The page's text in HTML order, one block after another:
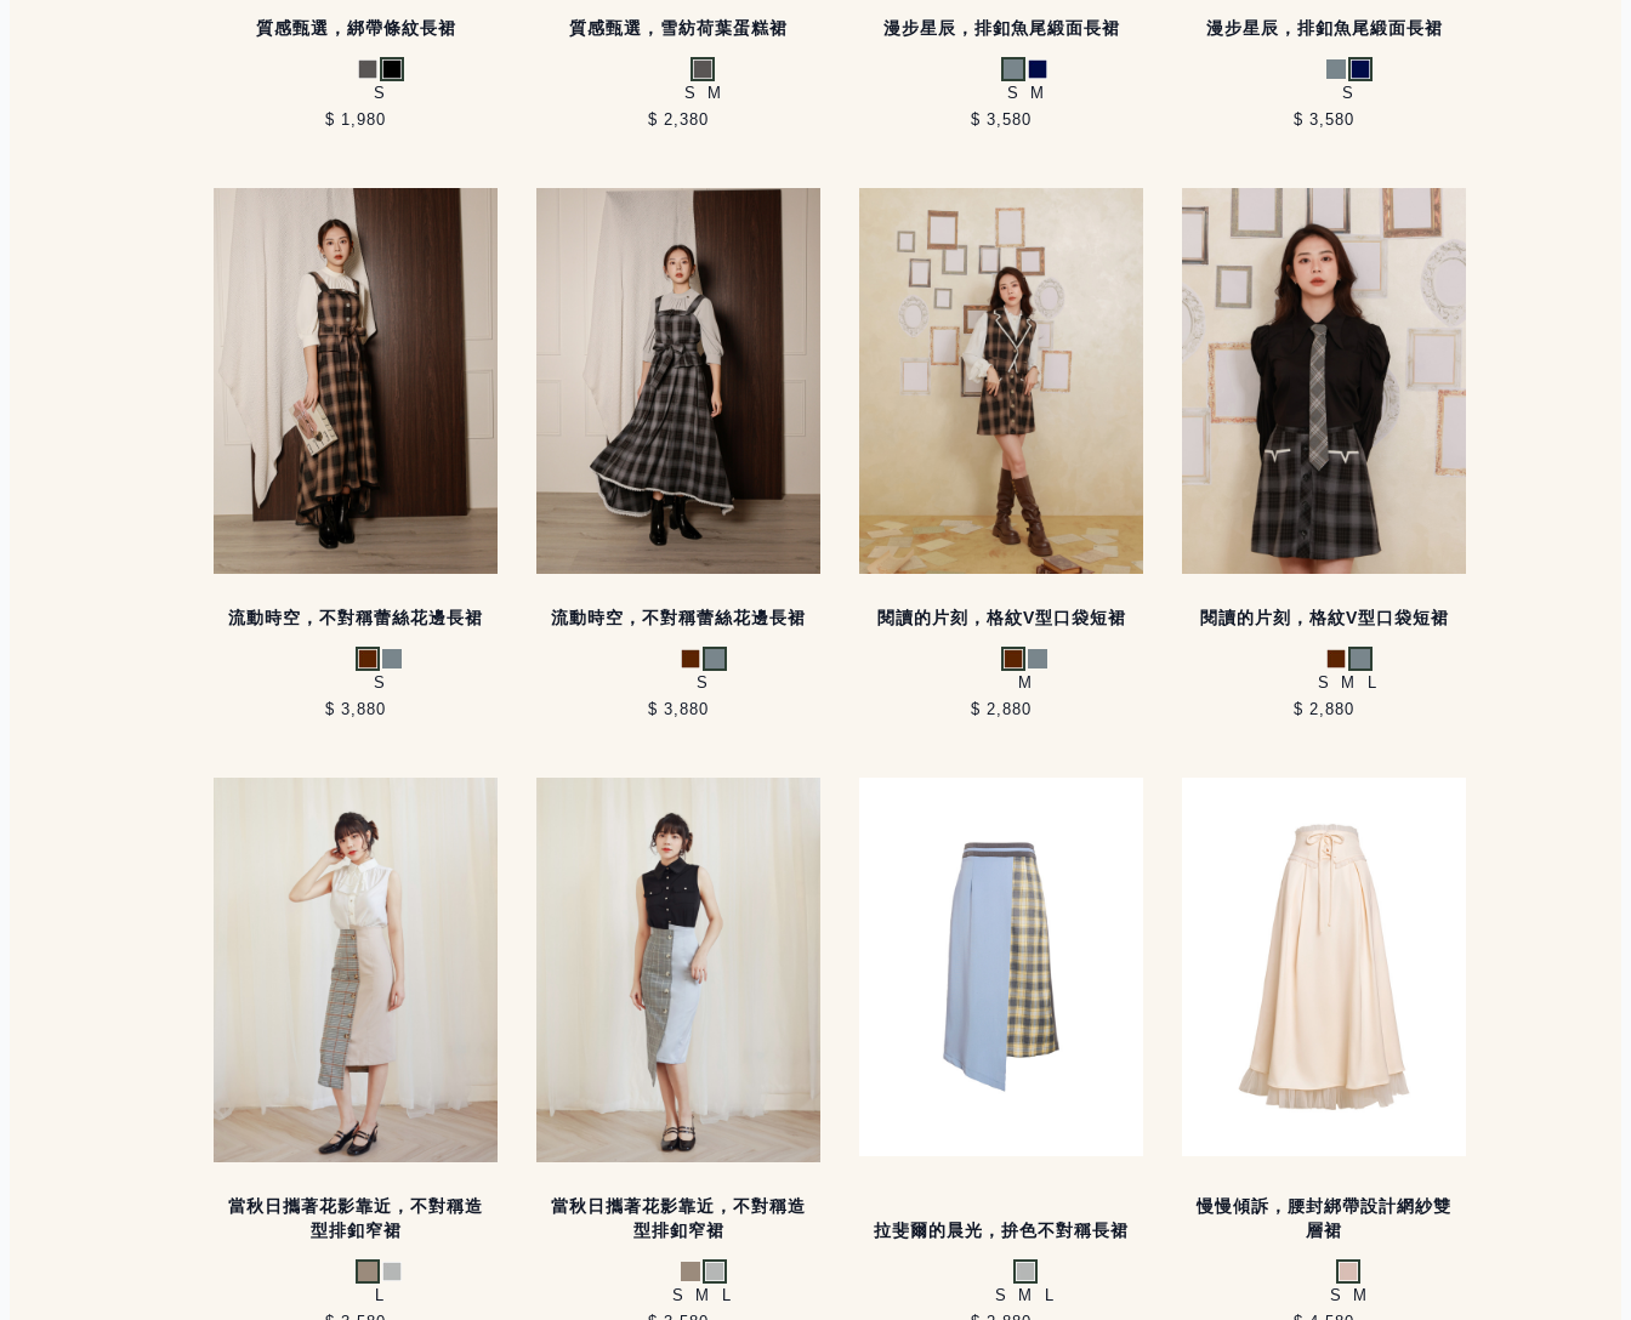
質感甄選，綁帶條紋長裙
灰 黑
S
$ 1,980
質感甄選，雪紡荷葉蛋糕裙
灰
S
M
$ 2,380
漫步星辰，排釦魚尾緞面長裙
灰藍深藍
S
M
$ 3,580
漫步星辰，排釦魚尾緞面長裙
灰藍深藍
S
$ 3,580
流動時空，不對稱蕾絲花邊長裙
咖啡灰藍
S
$ 3,880
流動時空，不對稱蕾絲花邊長裙
咖啡灰藍
S
$ 3,880
閱讀的片刻，格紋V型口袋短裙
咖啡灰藍
M
$ 2,880
閱讀的片刻，格紋V型口袋短裙
咖啡灰藍
S M
$ 2,880
當秋日攜著花影靠近，不對稱造
型排釦窄裙
淺卡其
淺灰
L
當秋日攜著花影靠近，不對稱造
型排釦窄裙
淺卡其
淺灰
S M
L
拉斐爾的晨光，拚色不對稱長裙
淺灰
S M
L
慢慢傾訴，腰封綁帶設計網紗雙
層裙
裸
S
M